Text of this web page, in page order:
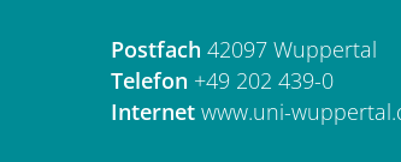
Postfach 42097 Wuppertal
Telefon +49 202 439-0
Internet www.uni-